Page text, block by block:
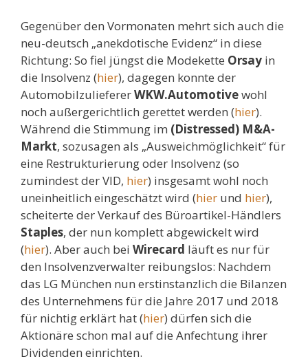
Gegenüber den Vormonaten mehrt sich auch die
neu-deutsch „anekdotische Evidenz“ in diese
Richtung: So fiel jüngst die Modekette Orsay in
die Insolvenz (hier), dagegen konnte der
AutomobilzuliefererWKW.Automotivewohl
noch außergerichtlich gerettet werden (hier).
Während die Stimmung im (Distressed) M&A-
Markt, sozusagen als „Ausweichmöglichkeit“ für
eine Restrukturierung oder Insolvenz (so
zumindest der VID, hier) insgesamt wohl noch
uneinheitlich eingeschätzt wird (hier und hier),
scheiterte der Verkauf des Büroartikel-Händlers
Staples, der nun komplett abgewickelt wird
(hier). Aber auch bei Wirecard läuft es nur für
den Insolvenzverwalter reibungslos: Nachdem
das LG München nun erstinstanzlich die Bilanzen
des Unternehmens für die Jahre 2017 und 2018
für nichtig erklärt hat (hier) dürfen sich die
Aktionäre schon mal auf die Anfechtung ihrer
Dividenden einrichten.